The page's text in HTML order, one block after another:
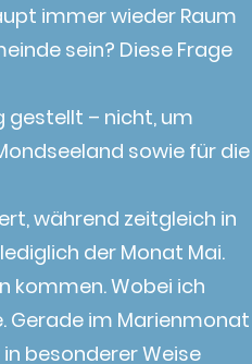
immer wieder Raum
sein? Diese Frage
gestellt – nicht, um
sowie für die
während zeitgleich in
der Monat Mai.
kommen. Wobei ich
Gerade im Marienmonat
besonderer Weise